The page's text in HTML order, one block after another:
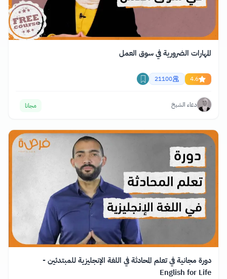
المهارات الضرورية في سوق العمل
4.6
21100
دعاء الشيخ مجانا
دورة مجانية في تعلم المحادثة في اللغة الإنجليزية للمبتدئين -
English for Life